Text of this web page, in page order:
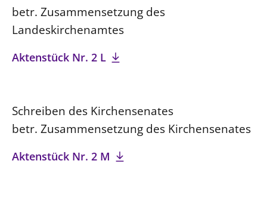
betr. Zusammensetzung des
Landeskirchenamtes
Aktenstück Nr. 2 L
Schreiben des Kirchensenates
betr. Zusammensetzung des Kirchensenates
Aktenstück Nr. 2 M